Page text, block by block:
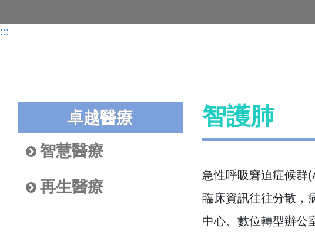
:::
卓越醫療
智慧醫療
再生醫療
智護肺
急性呼吸窘迫症候群
臨床資訊往往分散，
中心、數位轉型辦公